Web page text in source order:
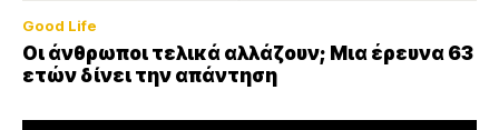
Good Life
Οι άνθρωποι τελικά αλλάζουν; Μια έρευνα 63
ετών δίνει την απάντηση